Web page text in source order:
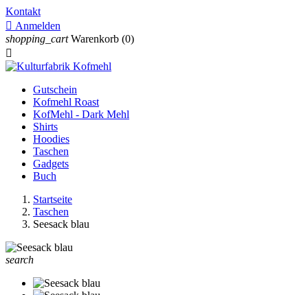
Kontakt
 Anmelden
shopping_cart Warenkorb (0)

Gutschein
Kofmehl Roast
KofMehl - Dark Mehl
Shirts
Hoodies
Taschen
Gadgets
Buch
Startseite
Taschen
Seesack blau
search